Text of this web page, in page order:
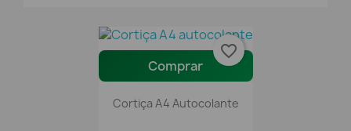
Comprar
Cortiça A4 Autocolante
favorite_border